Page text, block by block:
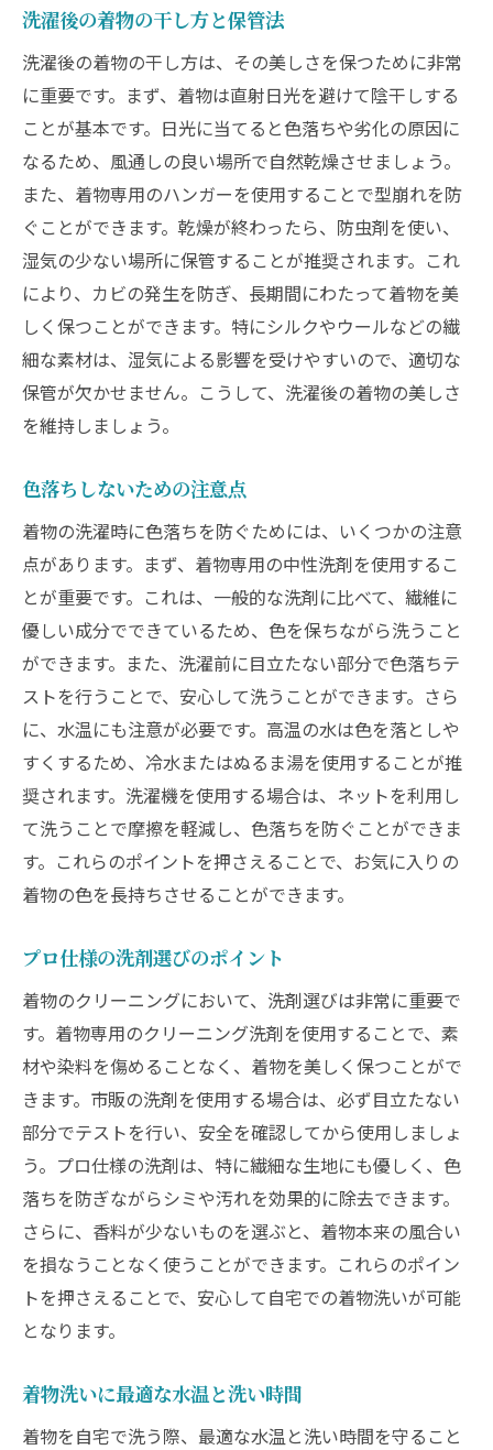
洗濯後の着物の干し方と保管法
洗濯後の着物の干し方は、その美しさを保つために非常
に重要です。まず、着物は直射日光を避けて陰干しする
ことが基本です。日光に当てると色落ちや劣化の原因に
なるため、風通しの良い場所で自然乾燥させましょう。
また、着物専用のハンガーを使用することで型崩れを防
ぐことができます。乾燥が終わったら、防虫剤を使い、
湿気の少ない場所に保管することが推奨されます。これ
により、カビの発生を防ぎ、長期間にわたって着物を美
しく保つことができます。特にシルクやウールなどの繊
細な素材は、湿気による影響を受けやすいので、適切な
保管が欠かせません。こうして、洗濯後の着物の美しさ
を維持しましょう。
色落ちしないための注意点
着物の洗濯時に色落ちを防ぐためには、いくつかの注意
点があります。まず、着物専用の中性洗剤を使用するこ
とが重要です。これは、一般的な洗剤に比べて、繊維に
優しい成分でできているため、色を保ちながら洗うこと
ができます。また、洗濯前に目立たない部分で色落ちテ
ストを行うことで、安心して洗うことができます。さら
に、水温にも注意が必要です。高温の水は色を落としや
すくするため、冷水またはぬるま湯を使用することが推
奨されます。洗濯機を使用する場合は、ネットを利用し
て洗うことで摩擦を軽減し、色落ちを防ぐことができま
す。これらのポイントを押さえることで、お気に入りの
着物の色を長持ちさせることができます。
プロ仕様の洗剤選びのポイント
着物のクリーニングにおいて、洗剤選びは非常に重要で
す。着物専用のクリーニング洗剤を使用することで、素
材や染料を傷めることなく、着物を美しく保つことがで
きます。市販の洗剤を使用する場合は、必ず目立たない
部分でテストを行い、安全を確認してから使用しましょ
う。プロ仕様の洗剤は、特に繊細な生地にも優しく、色
落ちを防ぎながらシミや汚れを効果的に除去できます。
さらに、香料が少ないものを選ぶと、着物本来の風合い
を損なうことなく使うことができます。これらのポイン
トを押さえることで、安心して自宅での着物洗いが可能
となります。
着物洗いに最適な水温と洗い時間
着物を自宅で洗う際、最適な水温と洗い時間を守ること